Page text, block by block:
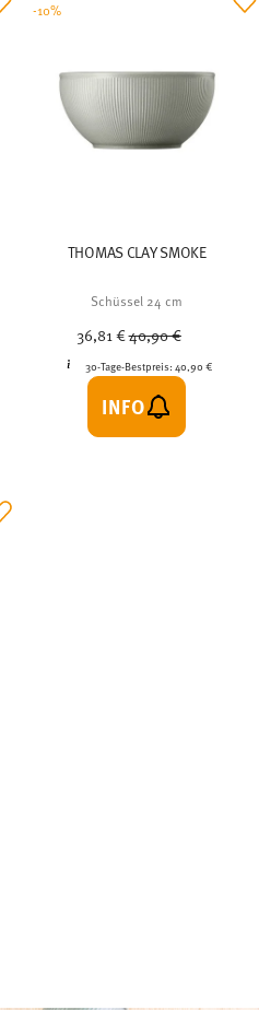
THOMAS CLAY SMOKE
Schüssel 24 cm
36,81 € Price reduced from
40,90 €to
30-Tage-Bestpreis: 40,90 €
INFO
-10%